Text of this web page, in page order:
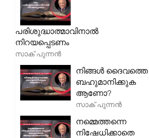
പരിശുദ്ധാത്മാവിനാൽ
നിറയപ്പെടണം
സാക് പുന്നൻ
നിങ്ങൾ ദൈവത്തെ
ബഹുമാനിക്കുക
ആണോ?
സാക് പുന്നൻ
നമ്മെത്തന്നെ
നിഷേധിക്കാതെ